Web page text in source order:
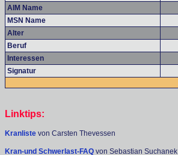
AIM Name
MSN Name
Alter
Beruf
Interessen
Signatur
Linktips:
Kranliste von Carsten Thevessen
Kran-und Schwerlast-FAQ von Sebastian Suchanek